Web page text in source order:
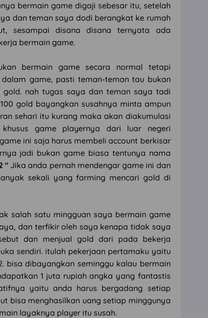
bermain game digaji sebesar itu, setelah
dan teman saya dodi berangkat ke rumah
sesampai disana disana ternyata ada
bermain game.
bermain game secara normal tetapi
game, pasti teman-teman tau bukan
nah tugas saya dan teman saya tadi
gold bayangkan susahnya minta ampun
sehari itu kurang maka akan diakumulasi
game playernya dari luar negeri
ini saja harus membeli account berkisar
jadi bukan game biasa tentunya nama
" Jika anda pernah mendengar game ini dan
sekali yang farming mencari gold di
salah satu mingguan saya bermain game
dan terfikir oleh saya kenapa tidak saya
dan menjual gold dari pada bekerja
sendiri. itulah pekerjaan pertamaku yaitu
bisa dibayangkan seminggu kalau bermain
1 juta rupiah angka yang fantastis
yaitu anda harus bergadang setiap
bisa menghasilkan uang setiap minggunya
layaknya player itu susah.